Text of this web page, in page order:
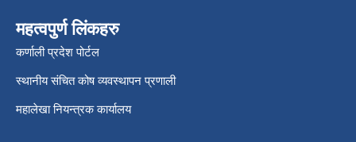
महत्वपुर्ण लिंकहरु
कर्णाली प्रदेश पोर्टल
स्थानीय संचित कोष व्यवस्थापन प्रणाली
महालेखा नियन्त्रक कार्यालय